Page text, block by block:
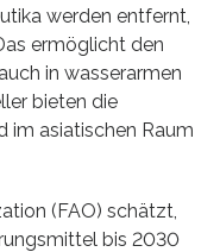
werden entfernt,
ermöglicht den
in wasserarmen
bieten die
im asiatischen Raum
(FAO) schätzt,
bis 2030